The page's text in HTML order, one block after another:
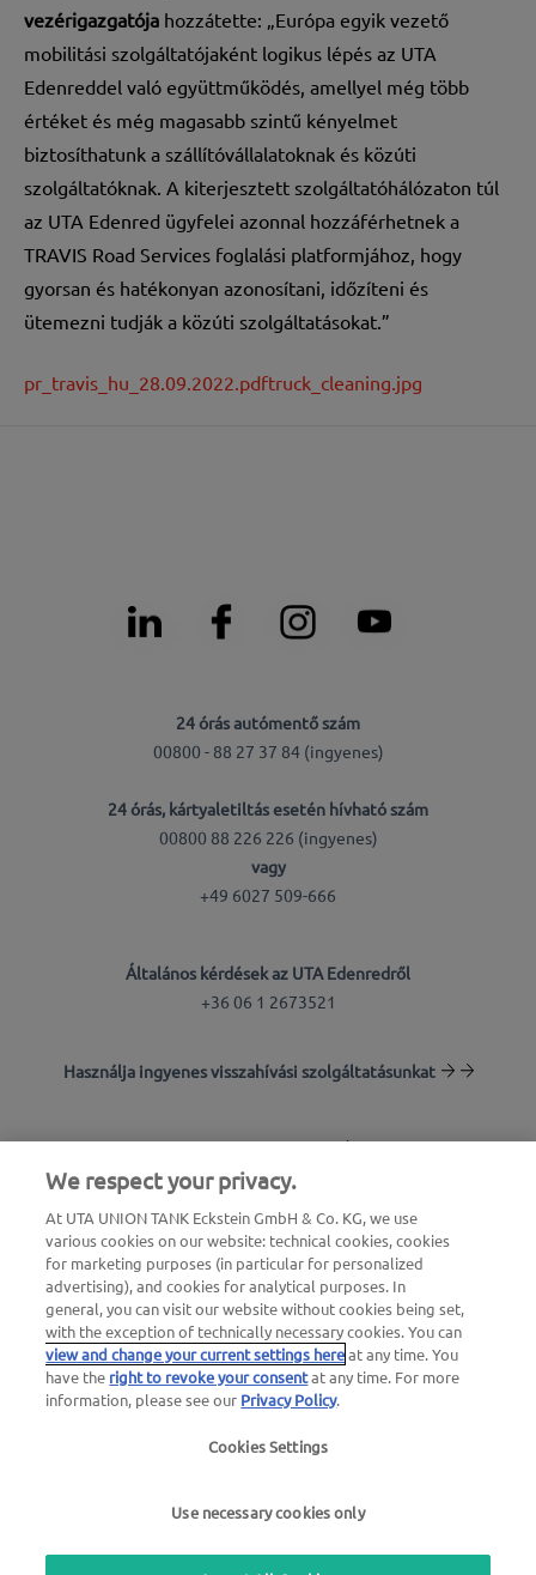
vezérigazgatója hozzátette: „Európa egyik vezető
mobilitási szolgáltatójaként logikus lépés az UTA
Edenreddel való együttműködés, amellyel még több
értéket és még magasabb szintű kényelmet
biztosíthatunk a szállítóvállalatoknak és közúti
szolgáltatóknak. A kiterjesztett szolgáltatóhálózaton túl
az UTA Edenred ügyfelei azonnal hozzáférhetnek a
TRAVIS Road Services foglalási platformjához, hogy
gyorsan és hatékonyan azonosítani, időzíteni és
ütemezni tudják a közúti szolgáltatásokat.”
pr_travis_hu_28.09.2022.pdftruck_cleaning.jpg
24 órás autómentő szám
00800 - 88 27 37 84 (ingyenes)
24 órás, kártyaletiltás esetén hívható szám
00800 88 226 226 (ingyenes)
vagy
+49 6027 509-666
Általános kérdések az UTA Edenredről
+36 06 1 2673521
Használja ingyenes visszahívási szolgáltatásunkat
Töltőállomás-kereső
Az UTA Edenredről
szerződési feltételek|Felhasználói feltételek
We respect your privacy.
At UTA UNION TANK Eckstein GmbH & Co. KG, we use
various cookies on our website: technical cookies, cookies
for marketing purposes (in particular for personalized
advertising), and cookies for analytical purposes. In
general, you can visit our website without cookies being set,
with the exception of technically necessary cookies. You can
view and change your current settings hereat any time. You
have the right to revoke your consentat any time. For more
information, please see our Privacy Policy.
Cookies Settings
Use necessary cookies only